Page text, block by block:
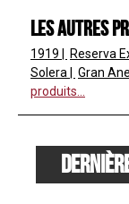
Les autres
1919 Reserva
Solera
Gran
produits...